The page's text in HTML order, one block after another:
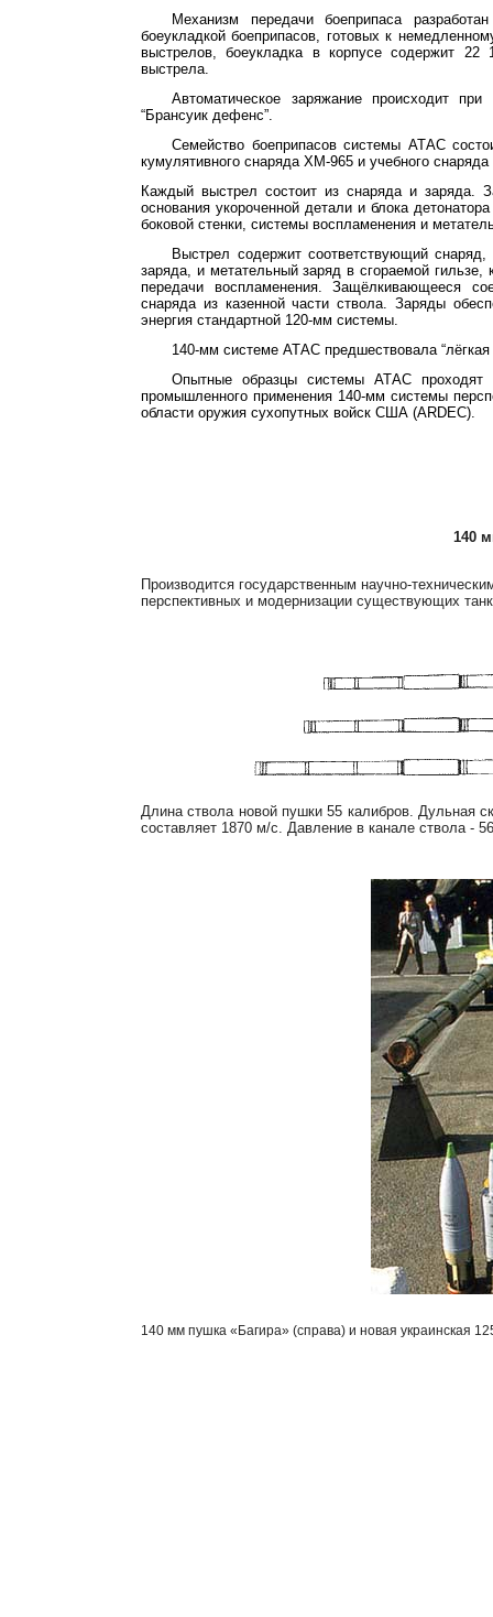
Механизм передачи боеприпаса
боеукладкой боеприпасов, готовых к
выстрелов,боеукладкав корпусе содержит 22
выстрела.
Автоматическое заряжание происходит
“Брансуик дефенс”.
Семейство боеприпасов системы АТАС
кумулятивного снаряда ХМ-965 и учебного
Каждый выстрел состоит из снаряда и заряда.
основания укороченной детали и блока
боковой стенки, системы воспламенения и
Выстрел содержит соответствующий снаряд,
заряда, и метательный заряд в сгораемой
передачи воспламенения. Защёлкивающееся
снаряда из казенной части ствола. Заряды
энергия стандартной 120-мм системы.
140-мм системеАТАС предшествовала
Опытные образцы системыАТАС
промышленного применения 140-мм системы
области оружия сухопутных войск США (ARDEC).
140
Производится государственным научно-
перспективных и модернизации существующих
Длина ствола новой пушки 55 калибров. Дульная
составляет 1870 м/с. Давление в канале ствола -
140 мм пушка « Багира» (справа) и новая украинская